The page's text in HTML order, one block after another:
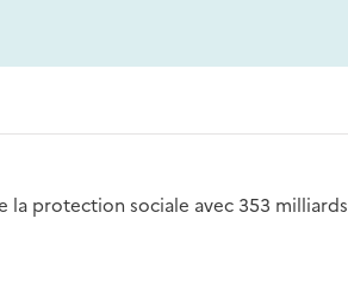
protection sociale avec 353 milliards